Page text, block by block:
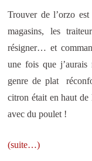
Trouver de l’orzo
magasins, les
résigner… et
une fois que
genre de plat
citron était en haut de
avec du poulet !
(suite…)